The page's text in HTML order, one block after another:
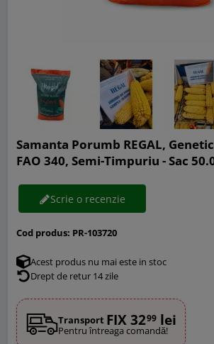
Samanta Porumb REGAL,
FAO 340, Semi-Timpuriu - Sac
Scrie o recenzie
Cod produs: PR-103720
Acest produs nu mai este in stoc
Drept de retur 14 zile
Transport FIX 3299 lei
Pentru întreaga comandă!